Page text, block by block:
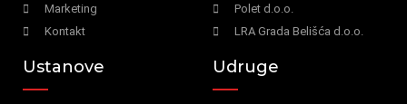
Marketing
Kontakt
Polet d.o.o.
LRA Grada Belišća d.o.o.
Ustanove Udruge